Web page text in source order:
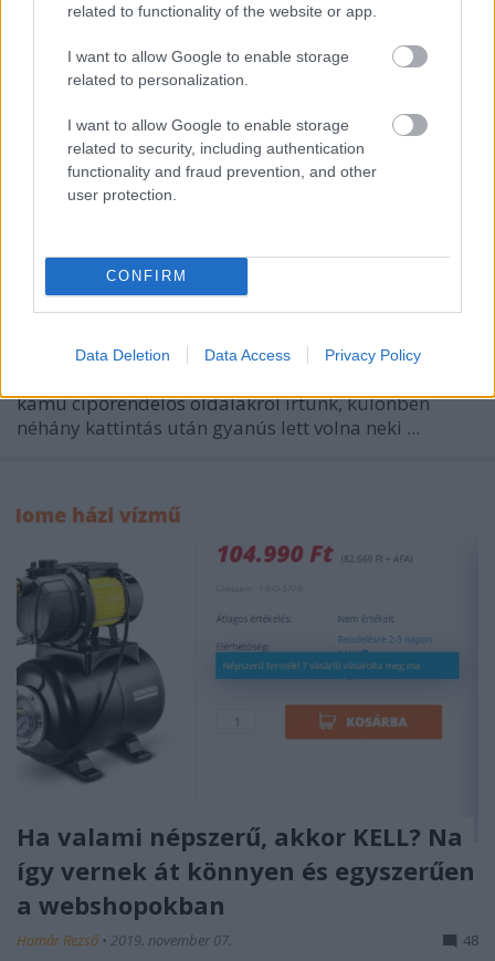
related to functionality of the website or app.
I want to allow Google to enable storage
related to personalization.
I want to allow Google to enable storage
related to security, including authentication
functionality and fraud prevention, and other
user protection.
CONFIRM
Data Deletion Data Access Privacy Policy
Amíg a Föld kerek, mindig lesznek
ilyen csaló webshopok
2019. november 15.
kamu cipőrendelős oldalakrólírtunk, különben
néhány kattintás után gyanús lett volna neki ...
Ha valami népszerű, akkor KELL? Na
így vernek át könnyen és egyszerűen
a webshopokban
Homár Rezső • 2019. november 07. 48